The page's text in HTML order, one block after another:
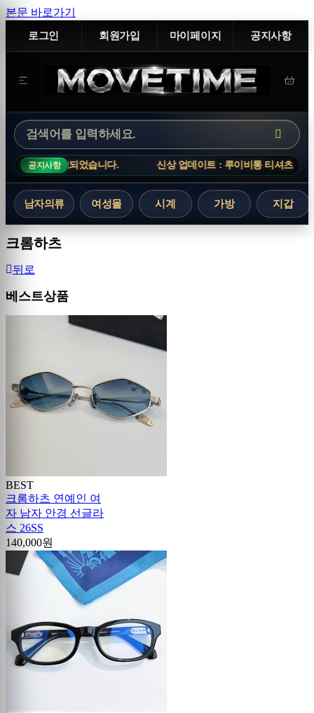
본문 바로가기
로그인 회원가입 마이페이지 공지사항
공지사항
었습니다. 신상 업데이트 : 루이비통 티셔츠, 아크네스튜디오 니
남자의류 여성몰 시계 가방 지갑
크롬하츠
뒤로
베스트상품
BEST
크롬하츠 연예인 여
자 남자 안경 선글라
스 26SS
140,000원